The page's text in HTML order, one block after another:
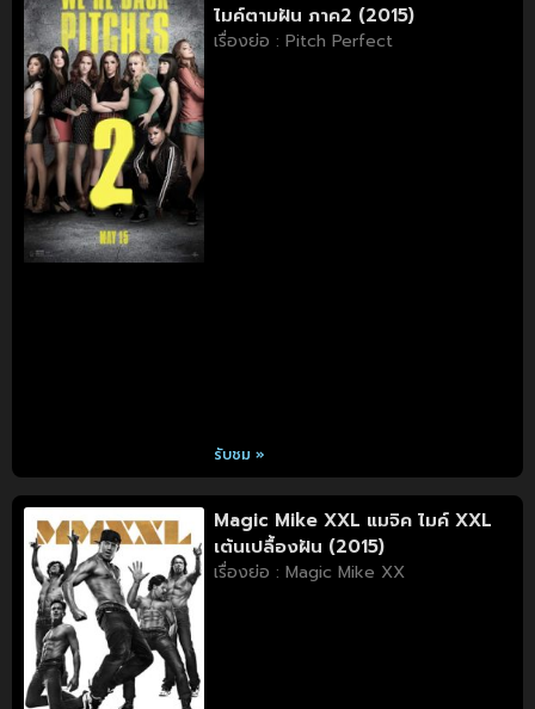
ไมค์ตามฝัน ภาค2 (2015)
เรื่องย่อ : Pitch Perfect
รับชม »
Magic Mike XXL แมจิค ไมค์ XXL
เต้นเปลื้องฝัน (2015)
เรื่องย่อ : Magic Mike XX